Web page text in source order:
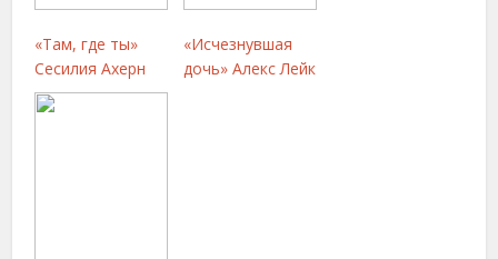
«Там, где ты»
Сесилия Ахерн
«Исчезнувшая
дочь» Алекс Лейк